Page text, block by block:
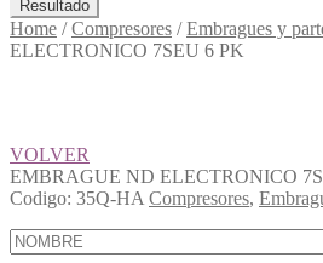
Resultado
Home /Compresores /Embragues y
ELECTRONICO 7SEU 6 PK
VOLVER
EMBRAGUE ND ELECTRONICO
Codigo: 35Q-HA Compresores,